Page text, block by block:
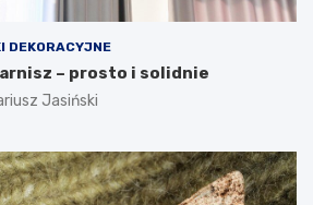
DEKORACYJNE
– prosto i solidnie
Jasiński